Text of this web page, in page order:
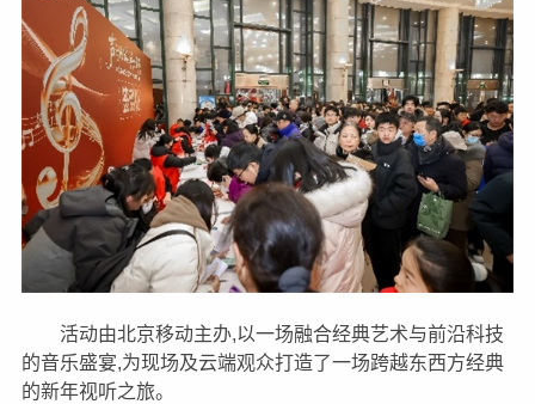
活动由北京移动主办,以一场融合经典艺术与前沿科技
的音乐盛宴,为现场及云端观众打造了一场跨越东西方经典
的新年视听之旅。